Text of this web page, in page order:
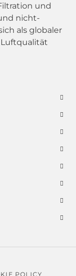
und
nicht-
als globaler
POLICY